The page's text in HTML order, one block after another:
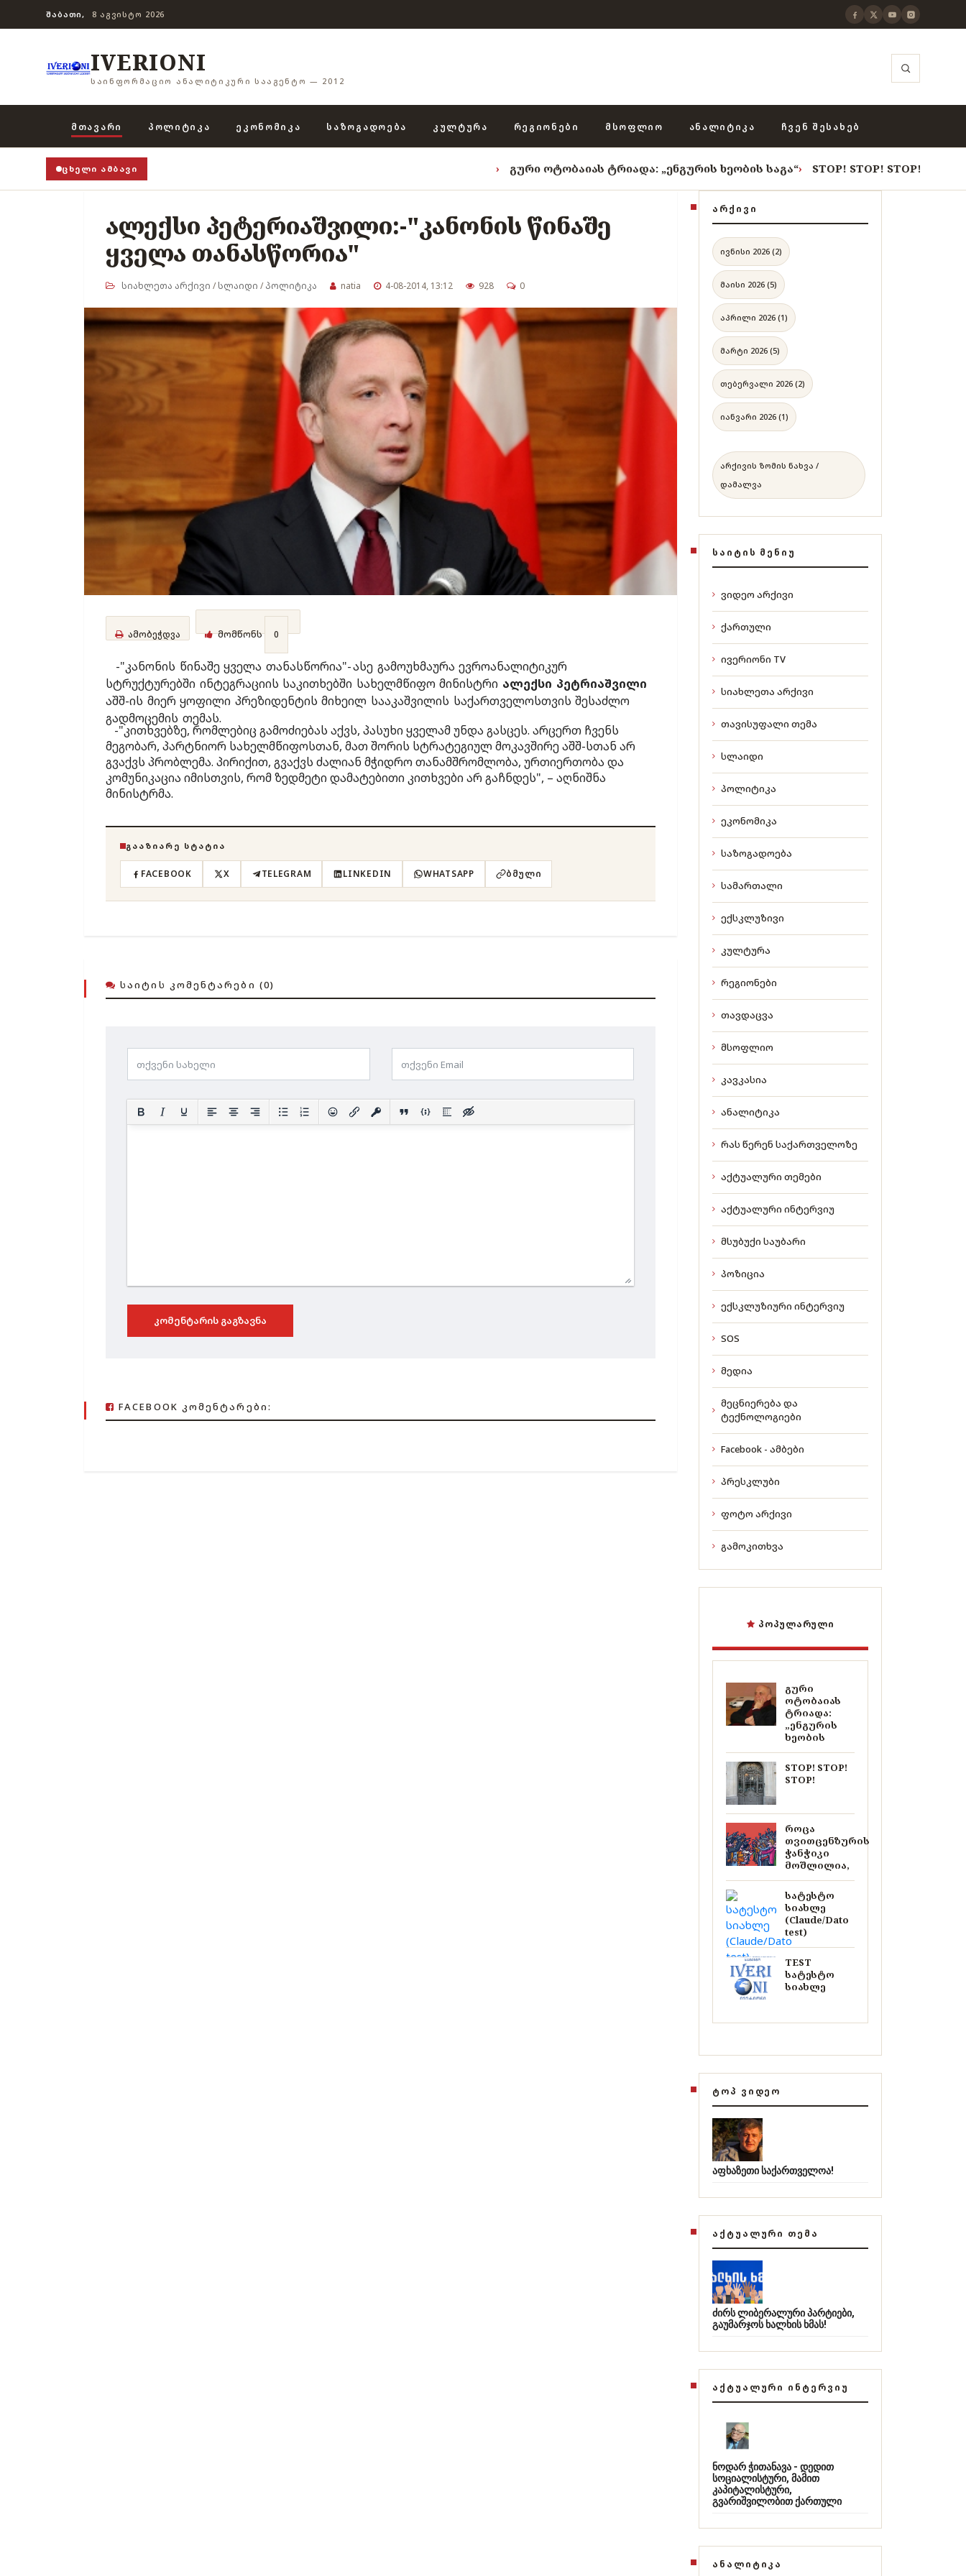
ᲨᲐᲑᲐᲗᲘ, 8 ᲐᲒᲕᲘᲡᲢᲝ 2026
IVERIONI
ᲡᲐᲘᲜᲤᲝᲠᲛᲐᲪᲘᲝ ᲐᲜᲐᲚᲘᲢᲘᲙᲣᲠᲘ ᲡᲐᲐᲒᲔᲜᲢᲝ — 2012
ᲛᲗᲐᲕᲐᲠᲘ ᲞᲝᲚᲘᲢᲘᲙᲐ ᲔᲙᲝᲜᲝᲛᲘᲙᲐ ᲡᲐᲖᲝᲒᲐᲓᲝᲔᲑᲐ ᲙᲣᲚᲢᲣᲠᲐ ᲠᲔᲒᲘᲝᲜᲔᲑᲘ ᲛᲡᲝᲤᲚᲘᲝ ᲐᲜᲐᲚᲘᲢᲘᲙᲐ ᲩᲕᲔᲜ ᲨᲔᲡᲐᲮᲔᲑ
ᲪᲮᲔᲚᲘ ᲐᲛᲑᲐᲕᲘ გური ოტობაიას ტრიადა: „ენგურის ხეობის საგა“› STOP! STOP! STOP!› როცა
ალექსი პეტერიაშვილი:-"კანონის წინაშე
ყველა თანასწორია"
სიახლეთა არქივი /სლაიდი /პოლიტიკა natia 4-08-2014, 13:12 928 0
ამობეჭდვა მომწონს 0
-"კანონის წინაშე ყველა თანასწორია"-ასე გამოუხმაურა ევროანალიტიკურ
სტრუქტურებში ინტეგრაციის საკითხებში სახელმწიფო მინისტრი ალექსი პეტრიაშვილი
აშშ-ის მიერ ყოფილი პრეზიდენტის მიხეილ სააკაშვილის საქართველოსთვის შესაძლო
გადმოცემის თემას.
-"კითხვებზე, რომლებიც გამოძიებას აქვს, პასუხი ყველამ უნდა გასცეს. არცერთ ჩვენს
მეგობარ, პარტნიორ სახელმწიფოსთან, მათ შორის სტრატეგიულ მოკავშირე აშშ-სთან არ
გვაქვს პრობლემა. პირიქით, გვაქვს ძალიან მჭიდრო თანამშრომლობა, ურთიერთობა და
კომუნიკაცია იმისთვის, რომ ზედმეტი დამატებითი კითხვები არ გაჩნდეს", – აღნიშნა
მინისტრმა.
ᲒᲐᲐᲖᲘᲐᲠᲔ ᲡᲢᲐᲢᲘᲐ
FACEBOOK X TELEGRAM LINKEDIN WHATSAPP ᲑᲛᲣᲚᲘ
ᲡᲐᲘᲢᲘᲡ ᲙᲝᲛᲔᲜᲢᲐᲠᲔᲑᲘ (0)
ᲙᲝᲛᲔᲜᲢᲐᲠᲘᲡ ᲒᲐᲒᲖᲐᲕᲜᲐ
FACEBOOK ᲙᲝᲛᲔᲜᲢᲐᲠᲔᲑᲘ:
ᲐᲠᲥᲘᲕᲘ
ივნისი 2026 (2)
მაისი 2026 (5)
აპრილი 2026 (1)
მარტი 2026 (5)
თებერვალი 2026 (2)
იანვარი 2026 (1)
არქივის ზომის ნახვა /
დამალვა
ᲡᲐᲘᲢᲘᲡ ᲛᲔᲜᲘᲣ
ვიდეო არქივი
ქართული
ივერიონი TV
სიახლეთა არქივი
თავისუფალი თემა
სლაიდი
პოლიტიკა
ეკონომიკა
საზოგადოება
სამართალი
ექსკლუზივი
კულტურა
რეგიონები
თავდაცვა
მსოფლიო
კავკასია
ანალიტიკა
რას წერენ საქართველოზე
აქტუალური თემები
აქტუალური ინტერვიუ
მსუბუქი საუბარი
პოზიცია
ექსკლუზიური ინტერვიუ
SOS
მედია
მეცნიერება და
ტექნოლოგიები
Facebook - ამბები
პრესკლუბი
ფოტო არქივი
გამოკითხვა
ᲞᲝᲞᲣᲚᲐᲠᲣᲚᲘ
გური
ოტობაიას
ტრიადა:
„ენგურის
ხეობის
STOP! STOP!
STOP!
როცა
თვითცენზურის
ჭანჭიკი
მოშლილია,
სატესტო
სიახლე
(Claude/Dato
test)
TEST
სატესტო
სიახლე
ᲢᲝᲞ ᲕᲘᲓᲔᲝ
აფხაზეთი საქართველოა!
ᲐᲥᲢᲣᲐᲚᲣᲠᲘ ᲗᲔᲛᲐ
ძირს ლიბერალური პარტიები,
გაუმარჯოს ხალხის ხმას!
ᲐᲥᲢᲣᲐᲚᲣᲠᲘ ᲘᲜᲢᲔᲠᲕᲘᲣ
ნოდარ ჭითანავა - დედით
სოციალისტური, მამით
კაპიტალისტური,
გვარიშვილობით ქართული
ᲐᲜᲐᲚᲘᲢᲘᲙᲐ